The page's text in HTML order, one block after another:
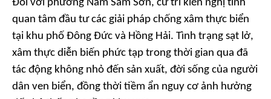
Đối với phường Nam Sầm Sơn, cử tri kiến nghị tỉnh
quan tâm đầu tư các giải pháp chống xâm thực biển
tại khu phố Đông Đức và Hồng Hải. Tình trạng sạt lở,
xâm thực diễn biến phức tạp trong thời gian qua đã
tác động không nhỏ đến sản xuất, đời sống của người
dân ven biển, đồng thời tiềm ẩn nguy cơ ảnh hưởng